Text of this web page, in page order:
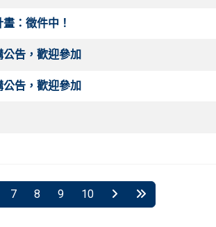
：徵件中！
公告，歡迎參加
公告，歡迎參加
7 8 9 10